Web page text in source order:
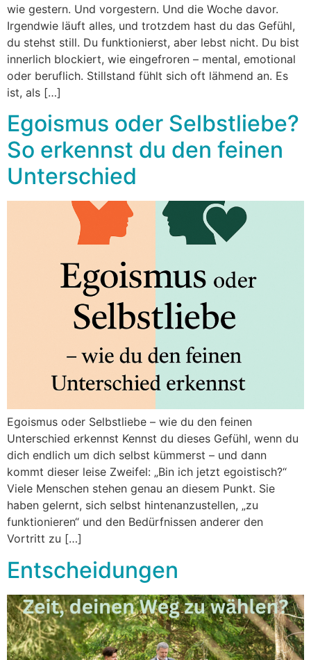
wie gestern. Und vorgestern. Und die Woche davor.
Irgendwie läuft alles, und trotzdem hast du das Gefühl,
du stehst still. Du funktionierst, aber lebst nicht. Du bist
innerlich blockiert, wie eingefroren – mental, emotional
oder beruflich. Stillstand fühlt sich oft lähmend an. Es
ist, als […]
Egoismus oder Selbstliebe?
So erkennst du den feinen
Unterschied
Egoismus oder Selbstliebe – wie du den feinen
Unterschied erkennst Kennst du dieses Gefühl, wenn du
dich endlich um dich selbst kümmerst – und dann
kommt dieser leise Zweifel: „Bin ich jetzt egoistisch?“
Viele Menschen stehen genau an diesem Punkt. Sie
haben gelernt, sich selbst hintenanzustellen, „zu
funktionieren“ und den Bedürfnissen anderer den
Vortritt zu […]
Entscheidungen